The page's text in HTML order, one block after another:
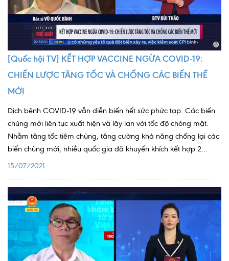
[Quốc hội TV] KẾT HỢP VACCINE NGỪA COVID-19:
CHIẾN LƯỢC TĂNG TỐC VÀ CHỐNG CÁC BIẾN THỂ
MỚI
Dịch bệnh COVID-19 vẫn diễn biến hết sức phức tạp. Các biến
chủng mới liên tục xuất hiện và lây lan với tốc độ chóng mặt.
Nhằm tăng tốc tiêm chủng, tăng cường khả năng chống lại các
biến chủng mới, nhiều quốc gia đã khuyến khích kết hợp 2...
15/07/2021